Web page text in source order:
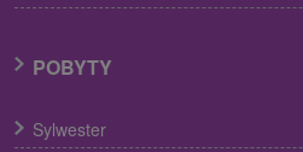
POBYTY
Sylwester